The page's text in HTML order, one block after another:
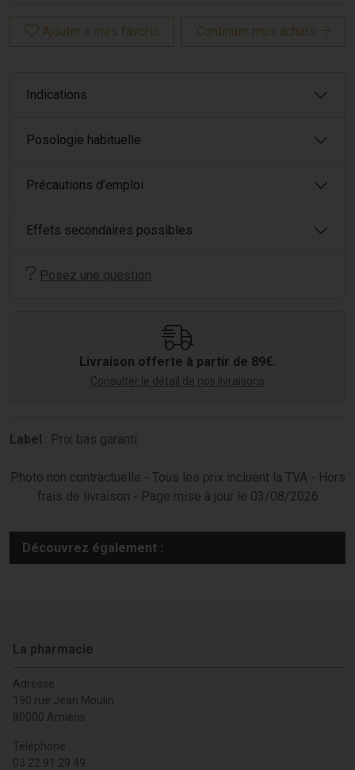
Ajouter à mes favoris Continuer mes achats
Indications
Posologie habituelle
Précautions d’emploi
Effets secondaires possibles
Posez une question
Livraison offerte à partir de 89€.
Consulter le détail de nos livraisons
Label : Prix bas garanti
Photo non contractuelle - Tous les prix incluent la TVA - Hors
frais de livraison - Page mise à jour le 03/08/2026
Découvrez également :
La pharmacie
Adresse
190 rue Jean Moulin
80000 Amiens
Téléphone
03 22 91 29 49